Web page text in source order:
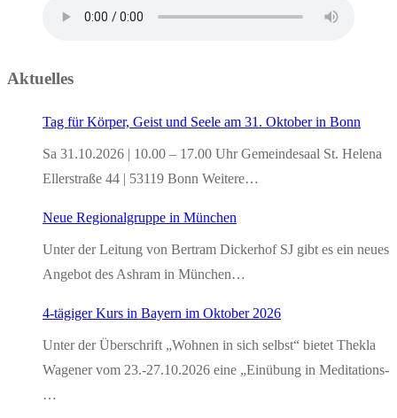
Aktuelles
Tag für Körper, Geist und Seele am 31. Oktober in Bonn
Sa 31.10.2026 | 10.00 – 17.00 Uhr Gemeindesaal St. Helena
Ellerstraße 44 | 53119 Bonn Weitere…
Neue Regionalgruppe in München
Unter der Leitung von Bertram Dickerhof SJ gibt es ein neues
Angebot des Ashram in München…
4-tägiger Kurs in Bayern im Oktober 2026
Unter der Überschrift „Wohnen in sich selbst“ bietet Thekla
Wagener vom 23.-27.10.2026 eine „Einübung in Meditations-
…